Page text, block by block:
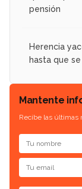
pensión
Herencia
hasta que
Mantente
Recibe las últimas